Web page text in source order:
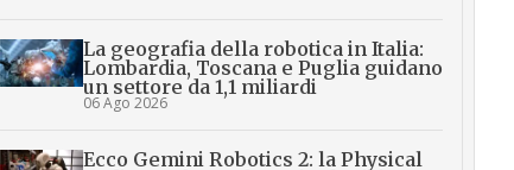
La geografia della robotica in Italia:
Lombardia, Toscana e Puglia guidano
un settore da 1,1 miliardi
06 Ago 2026
Ecco Gemini Robotics 2: la Physical